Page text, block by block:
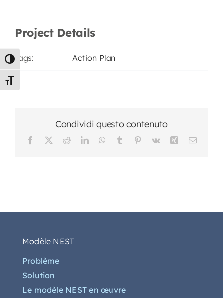
Passer en contraste élevé
Changer la taille de la police
Project Details
Tags: Action Plan
Condividi questo contenuto
Facebook RedditLinkedInWhatsApp
Tumblr Pinterest
Vk Xing Email
Modèle NEST
Problème
Solution
Le modèle NEST en œuvre